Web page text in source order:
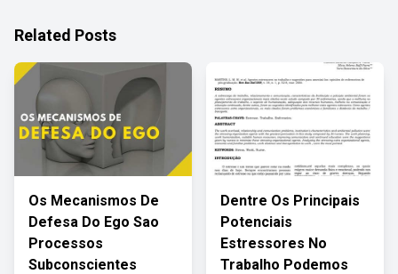
Related Posts
Os Mecanismos De
Defesa Do Ego Sao
Processos
Subconscientes
Dentre Os Principais
Potenciais
Estressores No
Trabalho Podemos